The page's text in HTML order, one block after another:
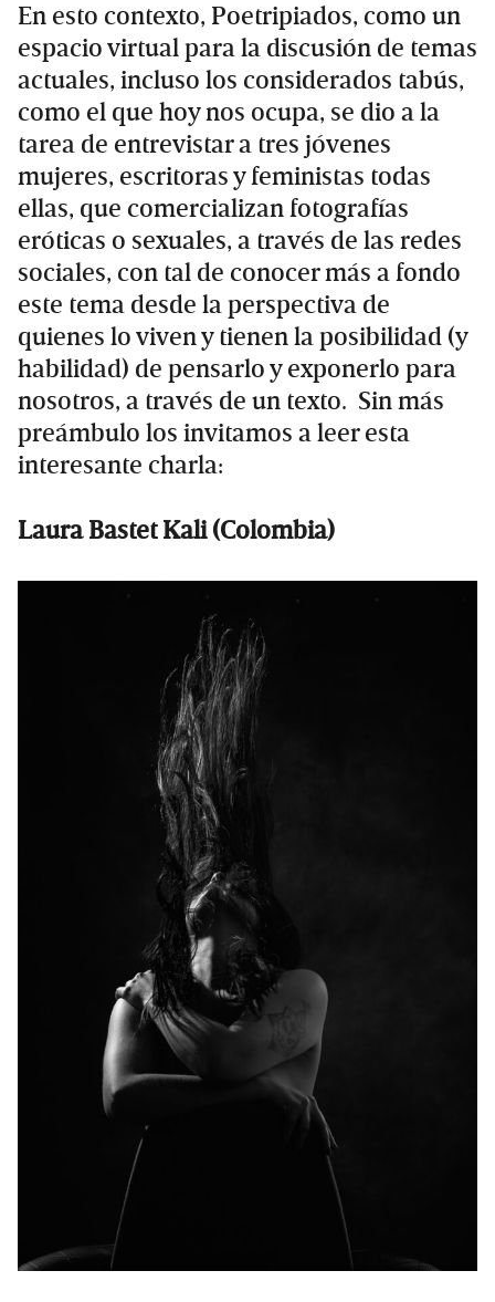
En esto contexto, Poetripiados, como un
espacio virtual para la discusión de temas
actuales, incluso los considerados tabús,
como el que hoy nos ocupa, se dio a la
tarea de entrevistar a tres jóvenes
mujeres, escritoras y feministas todas
ellas, que comercializan fotografías
eróticas o sexuales, a través de las redes
sociales, con tal de conocer más a fondo
este tema desde la perspectiva de
quienes lo viven y tienen la posibilidad (y
habilidad) de pensarlo y exponerlo para
nosotros, a través de un texto. Sin más
preámbulo los invitamos a leer esta
interesante charla:
Laura Bastet Kali (Colombia)